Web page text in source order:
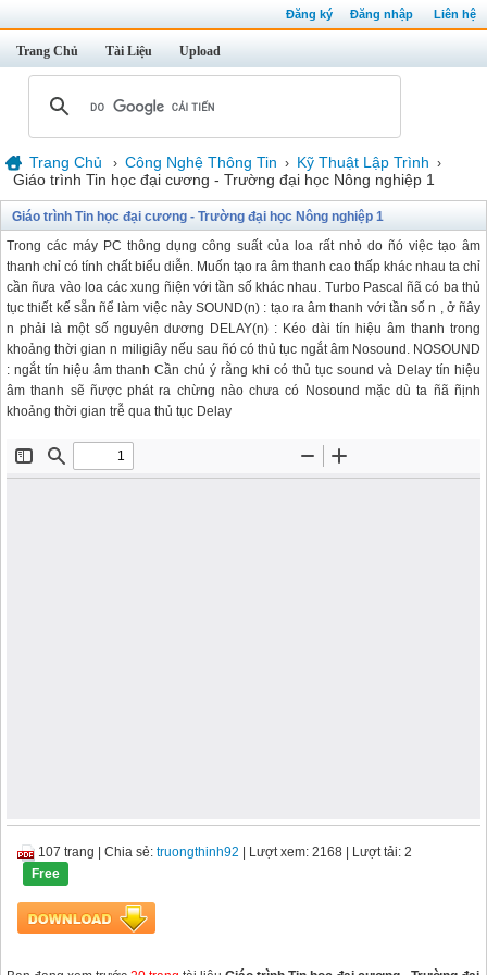
Đăng ký Đăng nhập Liên hệ
Trang Chủ Tài Liệu Upload
Trang Chủ › Công Nghệ Thông Tin › Kỹ Thuật Lập Trình ›
Giáo trình Tin học đại cương - Trường đại học Nông nghiệp 1
Giáo trình Tin học đại cương - Trường đại học Nông nghiệp 1
Trong các máy PC thông dụng công suất của loa rất nhỏ do ñó việc tạo âm
thanh chỉ có tính chất biểu diễn. Muốn tạo ra âm thanh cao thấp khác nhau ta chỉ
cần ñưa vào loa các xung ñiện với tần số khác nhau. Turbo Pascal ñã có ba thủ
tục thiết kế sẵn ñể làm việc này SOUND(n) : tạo ra âm thanh với tần số n , ở ñây
n phải là một số nguyên dương DELAY(n) : Kéo dài tín hiệu âm thanh trong
khoảng thời gian n miligiây nếu sau ñó có thủ tục ngắt âm Nosound. NOSOUND
: ngắt tín hiệu âm thanh Cần chú ý rằng khi có thủ tục sound và Delay tín hiệu
âm thanh sẽ ñược phát ra chừng nào chưa có Nosound mặc dù ta ñã ñịnh
khoảng thời gian trễ qua thủ tục Delay
107 trang Chia sẻ: truongthinh92 | Lượt xem: 2168 | Lượt tải: 2
Free